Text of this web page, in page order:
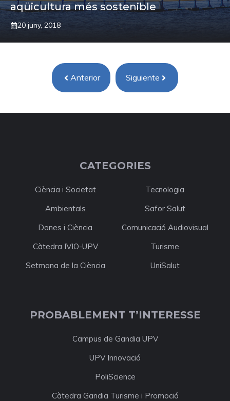
aqüicultura més sostenible
20 juny, 2018
Anterior Siguiente
CATEGORIES
Ciència i Societat
Tecnologia
Ambientals
Safor Salut
Dones i Ciència
Comunicació Audiovisual
Càtedra IVIO-UPV
Turisme
Setmana de la Ciència
UniSalut
PROBABLEMENT T’INTERESSE
Campus de Gandia UPV
UPV Innovació
PoliScience
Càtedra Gandia Turisme i Promoció